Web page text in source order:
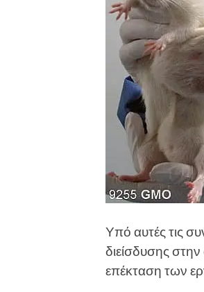
Υπό αυτές τις
διείσδυσης
επέκταση των